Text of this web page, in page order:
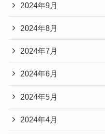
2024年9月
2024年8月
2024年7月
2024年6月
2024年5月
2024年4月